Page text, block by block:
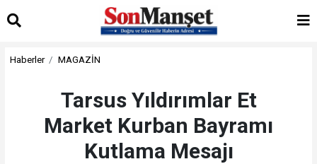
Haberler MAGAZİN
Tarsus Yıldırımlar Et
Market Kurban Bayramı
Kutlama Mesajı